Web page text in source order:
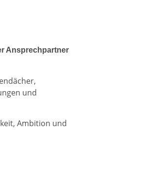
Ansprechpartner
und
Ambition und